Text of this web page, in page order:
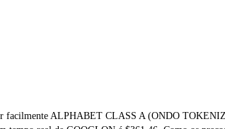
facilmente ALPHABET CLASS A (ONDO